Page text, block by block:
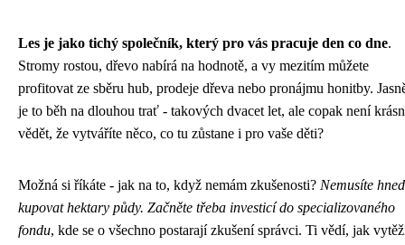
Les je jako tichý společník, který pro vás pracuje den co dne.
Stromy rostou, dřevo nabírá na hodnotě, a vy mezitím můžete
profitovat ze sběru hub, prodeje dřeva nebo pronájmu honitby.
je to běh na dlouhou trať - takových dvacet let, ale copak není
vědět, že vytváříte něco, co tu zůstane i pro vaše děti?
Možná si říkáte - jak na to, když nemám zkušenosti? Nemusíte hned
kupovat hektary půdy. Začněte třeba investicí do specializovaného
fondu, kde se o všechno postarají zkušení správci. Ti vědí, jak